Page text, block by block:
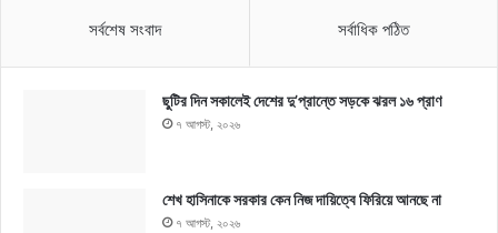
সর্বশেষ সংবাদ সর্বাধিক পঠিত
ছুটির দিন সকালেই দেশের দু’প্রান্তে সড়কে ঝরল ১৬ প্রাণ
৭ আগস্ট, ২০২৬
শেখ হাসিনাকে সরকার কেন নিজ দায়িত্বে ফিরিয়ে আনছে না
৭ আগস্ট, ২০২৬